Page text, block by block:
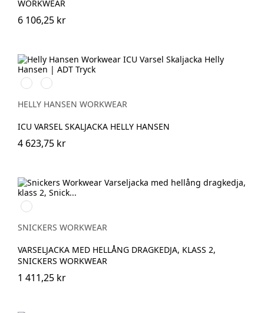
WORKWEAR
6 106,25 kr
369
YELLOW/EBONY
269
ORANGE/EBONY
HELLY HANSEN WORKWEAR
ICU VARSEL SKALJACKA HELLY HANSEN
4 623,75 kr
High
vis
yellow\Black
SNICKERS WORKWEAR
VARSELJACKA MED HELLÅNG DRAGKEDJA, KLASS 2,
SNICKERS WORKWEAR
1 411,25 kr